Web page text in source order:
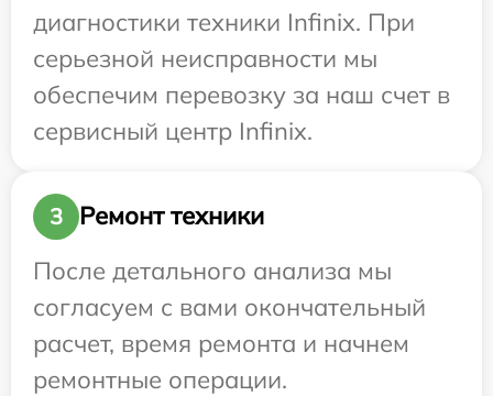
диагностики техники Infinix. При
серьезной неисправности мы
обеспечим перевозку за наш счет в
сервисный центр Infinix.
3
Ремонт техники
После детального анализа мы
согласуем с вами окончательный
расчет, время ремонта и начнем
ремонтные операции.